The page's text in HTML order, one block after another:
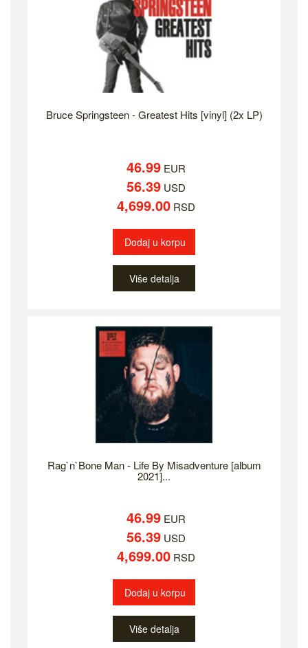
Bruce Springsteen - Greatest Hits [vinyl] (2x LP)
46.99EUR
56.39USD
4,699.00RSD
Dodaj u korpu
Više detalja
Rag`n`Bone Man - Life By Misadventure [album
2021]...
46.99EUR
56.39USD
4,699.00RSD
Dodaj u korpu
Više detalja